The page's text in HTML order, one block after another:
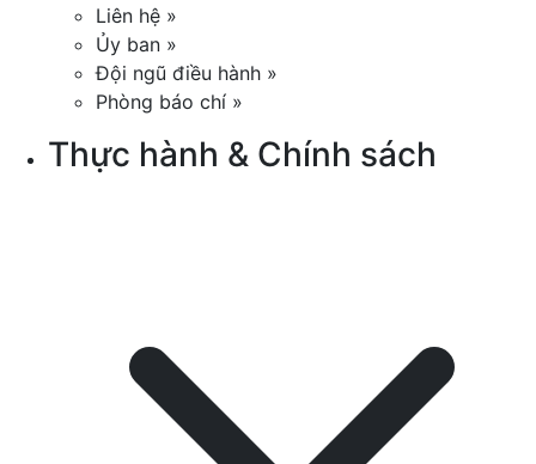
Liên hệ »
Ủy ban »
Đội ngũ điều hành »
Phòng báo chí »
Thực hành & Chính sách